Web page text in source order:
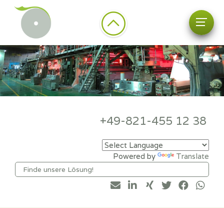
+49-821-455 12 38
Powered by Translate